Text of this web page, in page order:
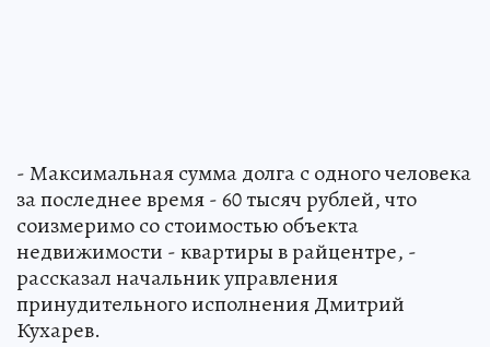
- Максимальная сумма долга с одного человека
за последнее время - 60 тысяч рублей, что
соизмеримо со стоимостью объекта
недвижимости - квартиры в райцентре, -
рассказал начальник управления
принудительного исполнения Дмитрий
Кухарев.